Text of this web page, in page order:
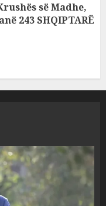
së Madhe,
243 SHQIPTARË